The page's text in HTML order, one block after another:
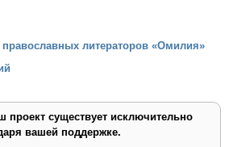
литераторов «Омилия»
проект существует исключительно
вашей поддержке.